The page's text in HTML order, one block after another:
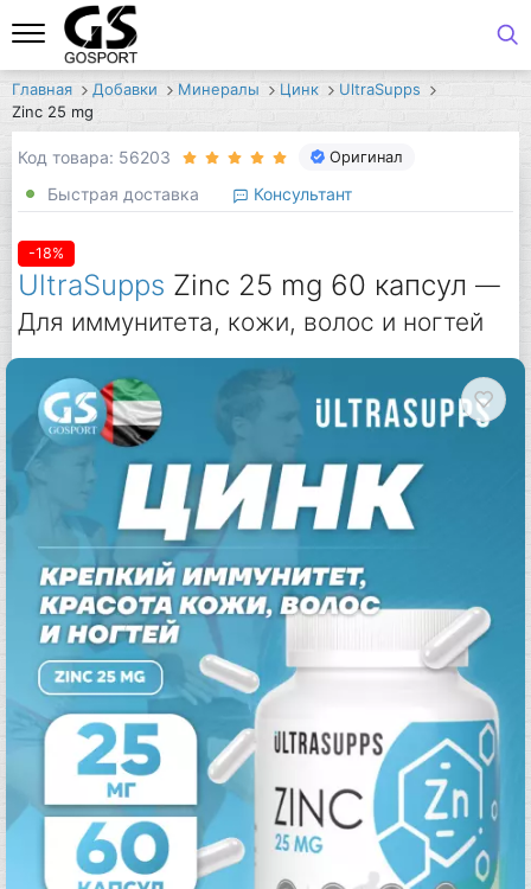
Главная Добавки Минералы Цинк
UltraSupps
Zinc 25 mg
Код товара: 56203 Оригинал
Быстрая доставка Консультант
-18%
UltraSupps Zinc 25 mg 60 капсул —
Для иммунитета, кожи, волос и ногтей